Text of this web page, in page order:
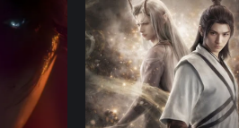
Tập 115
Tập 121 Tập 122
Tập 128 Tập 129